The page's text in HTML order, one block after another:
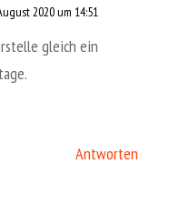
2020 um 14:51
gleich ein
Antworten